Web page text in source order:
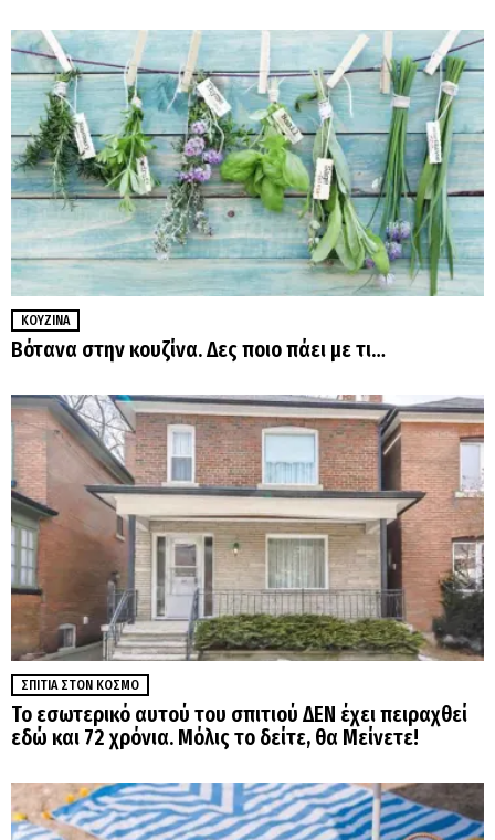
ΚΟΥΖΊΝΑ
Βότανα στην κουζίνα. Δες ποιο πάει με τι…
ΣΠΊΤΙΑ ΣΤΟΝ ΚΌΣΜΟ
Το εσωτερικό αυτού του σπιτιού ΔΕΝ έχει πειραχθεί
εδώ και 72 χρόνια. Μόλις το δείτε, θα Μείνετε!